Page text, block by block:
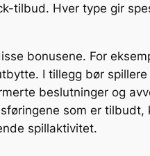
tilbud. Hver type gir
bonusene. For
I tillegg bør
beslutninger og
som er
spillaktivitet.